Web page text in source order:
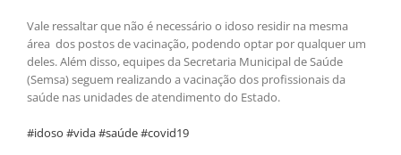
Vale ressaltar que não é necessário o idoso residir na mesma
área dos postos de vacinação, podendo optar por qualquer um
deles. Além disso, equipes da Secretaria Municipal de Saúde
(Semsa) seguem realizando a vacinação dos profissionais da
saúde nas unidades de atendimento do Estado.
#idoso #vida #saúde #covid19